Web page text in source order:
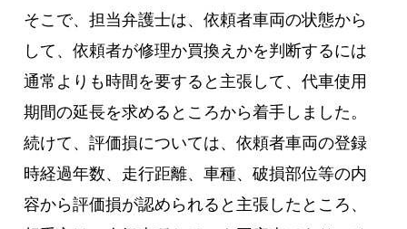
そこで、担当弁護士は、依頼者車両の状態から
して、依頼者が修理か買換えかを判断するには
通常よりも時間を要すると主張して、代車使用
期間の延長を求めるところから着手しました。
続けて、評価損については、依頼者車両の登録
時経過年数、走行距離、車種、破損部位等の内
容から評価損が認められると主張したところ、